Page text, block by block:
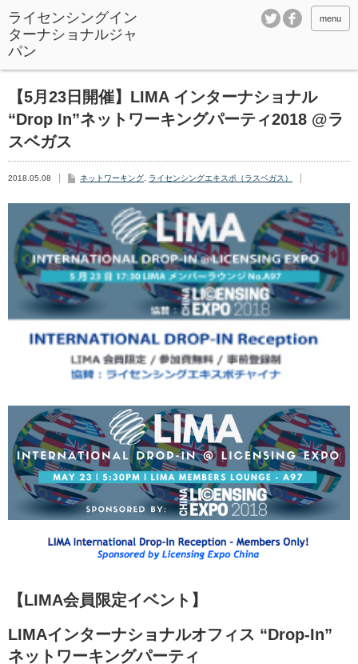
ライセンシングイン
ターナショナルジャ
パン
menu
【5月23日開催】LIMA インターナショナル
“Drop In”ネットワーキングパーティ2018 @ラ
スベガス
2018.05.08 ネットワーキング ライセンシングエキスポ（ラスベガス）
【LIMA会員限定イベント】
LIMAインターナショナルオフィス “Drop-In”
ネットワーキングパーティ